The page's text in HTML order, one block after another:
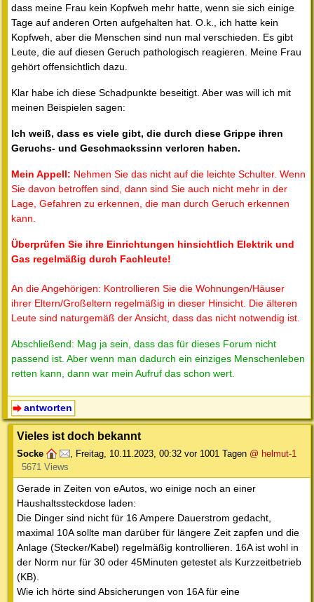
dass meine Frau kein Kopfweh mehr hatte, wenn sie sich einige
Tage auf anderen Orten aufgehalten hat. O.k., ich hatte kein
Kopfweh, aber die Menschen sind nun mal verschieden. Es gibt
Leute, die auf diesen Geruch pathologisch reagieren. Meine Frau
gehört offensichtlich dazu.
Klar habe ich diese Schadpunkte beseitigt. Aber was will ich mit
meinen Beispielen sagen:
Ich weiß, dass es viele gibt, die durch diese Grippe ihren
Geruchs- und Geschmackssinn verloren haben.
Mein Appell: Nehmen Sie das nicht auf die leichte Schulter. Wenn
Sie davon betroffen sind, dann sind Sie auch nicht mehr in der
Lage, Gefahren zu erkennen, die man durch Geruch erkennen
kann.
Überprüfen Sie ihre Einrichtungen hinsichtlich Elektrik und
Gas regelmäßig durch Fachleute!
An die Angehörigen: Kontrollieren Sie die Wohnungen/Häuser
ihrer Eltern/Großeltern regelmäßig in dieser Hinsicht. Die älteren
Leute sind naturgemäß der Ansicht, dass das nicht notwendig ist.
Abschließend: Mag ja sein, dass das für dieses Forum nicht
passend ist. Aber wenn man dadurch ein einziges Menschenleben
retten kann, dann war mein Aufruf das schon wert.
antworten
Vieles ist doch bekannt
Socke , Freitag, 10.11.2023, 00:32 vor 1001 Tagen @ helmut-1
5671 Views
Gerade in Zeiten von eAutos, wo einige noch an einer
Haushaltssteckdose laden:
Die Dinger sind nicht für 16 Ampere Dauerstrom gedacht,
maximal 10A sollte man darüber für längere Zeit zapfen und die
Anlage (Stecker/Kabel) regelmäßig kontrollieren. 16A ist wohl in
der Norm nur für 30 oder 45Minuten getestet als Kurzzeitbetrieb
(KB).
Wie ich hörte sind Absicherungen von 16A für eine